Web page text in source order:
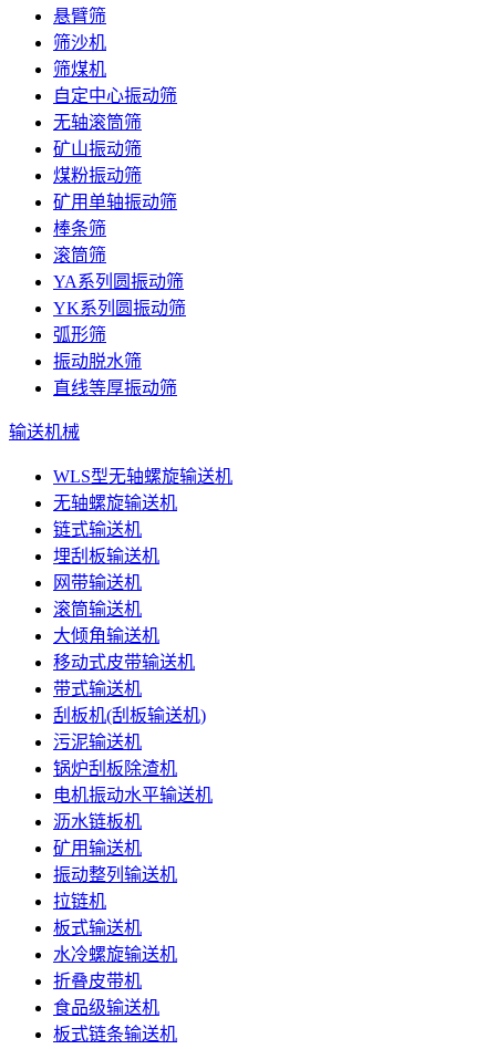
悬臂筛
筛沙机
筛煤机
自定中心振动筛
无轴滚筒筛
矿山振动筛
煤粉振动筛
矿用单轴振动筛
棒条筛
滚筒筛
YA系列圆振动筛
YK系列圆振动筛
弧形筛
振动脱水筛
直线等厚振动筛
输送机械
WLS型无轴螺旋输送机
无轴螺旋输送机
链式输送机
埋刮板输送机
网带输送机
滚筒输送机
大倾角输送机
移动式皮带输送机
带式输送机
刮板机(刮板输送机)
污泥输送机
锅炉刮板除渣机
电机振动水平输送机
沥水链板机
矿用输送机
振动整列输送机
拉链机
板式输送机
水冷螺旋输送机
折叠皮带机
食品级输送机
板式链条输送机